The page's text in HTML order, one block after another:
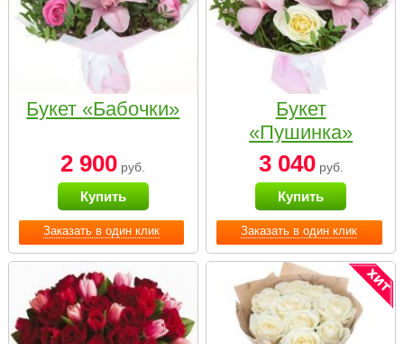
Заказать в один клик
Букет «Бабочки»
2 900 руб.
Купить
Заказать в один клик
Букет
«Пушинка»
3 040руб.
Купить